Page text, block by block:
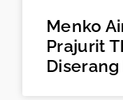
Menko
Prajurit